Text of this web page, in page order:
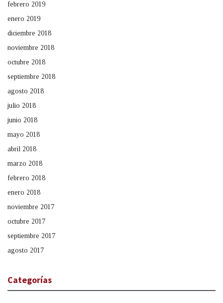
febrero 2019
enero 2019
diciembre 2018
noviembre 2018
octubre 2018
septiembre 2018
agosto 2018
julio 2018
junio 2018
mayo 2018
abril 2018
marzo 2018
febrero 2018
enero 2018
noviembre 2017
octubre 2017
septiembre 2017
agosto 2017
Categorías